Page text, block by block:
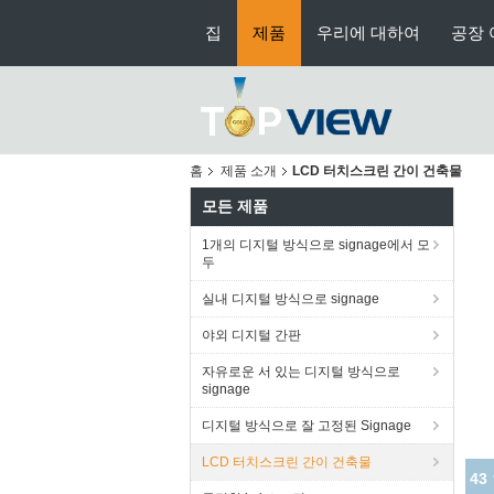
집 제품 우리에 대하여 공장
홈 제품 소개 LCD 터치스크린 간이 건축물
모든 제품
1개의 디지털 방식으로 signage에서 모
두
실내 디지털 방식으로 signage
야외 디지털 간판
자유로운 서 있는 디지털 방식으로
signage
디지털 방식으로 잘 고정된 Signage
LCD 터치스크린 간이 건축물
43